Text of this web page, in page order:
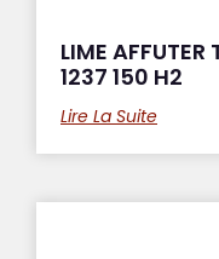
LIME
1237 150 H2
Lire La Suite